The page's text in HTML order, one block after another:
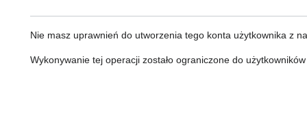
Nie masz uprawnień do utworzenia tego konta użytkownika z
Wykonywanie tej operacji zostało ograniczone do